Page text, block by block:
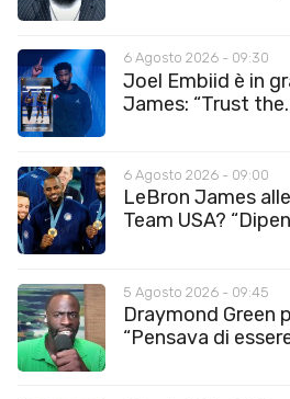
6 Agosto 2026 - 09:30
Joel Embiid è in
James: “Trust
6 Agosto 2026 - 09:00
LeBron James
Team USA?
5 Agosto 2026 - 09:45
Draymond Green
“Pensava di